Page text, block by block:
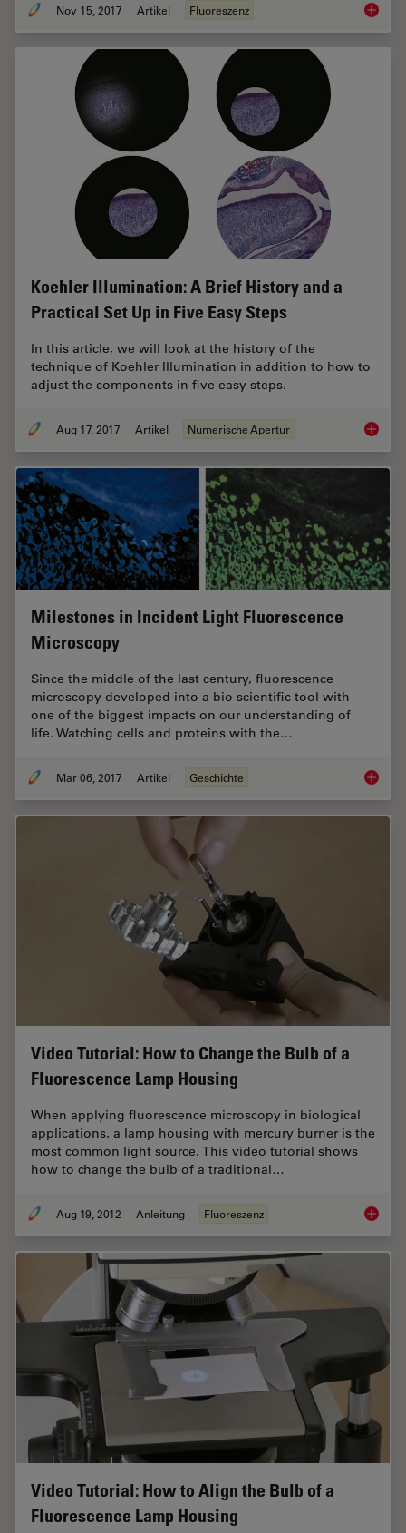
Nov 15, 2017 Artikel Fluoreszenz The
Koehler Illumination: A Brief History and a
Practical Set Up in Five Easy Steps
In this article, we will look at the history of the
technique of Koehler Illumination in addition to how to
adjust the components in five easy steps.
Aug 17, 2017 Artikel Numerische Apertur
Milestones in Incident Light Fluorescence
Microscopy
Since the middle of the last century, fluorescence
microscopy developed into a bio scientific tool with
one of the biggest impacts on our understanding of
life. Watching cells and proteins with the…
Mar 06, 2017 Artikel Geschichte
Video Tutorial: How to Change the Bulb of a
Fluorescence Lamp Housing
When applying fluorescence microscopy in biological
applications, a lamp housing with mercury burner is the
most common light source. This video tutorial shows
how to change the bulb of a traditional…
Aug 19, 2012 Anleitung Fluoreszenz Video
Video Tutorial: How to Align the Bulb of a
Fluorescence Lamp Housing